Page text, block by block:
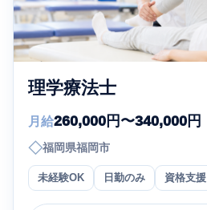
理学療法士
月給260,000円〜340,000円
◇福岡県福岡市
未経験OK 日勤のみ 資格支援